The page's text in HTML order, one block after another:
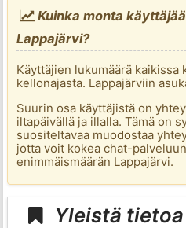
Kuinka monta
Lappajärvi?
Käyttäjien lukumäärä
kellonajasta. Lappajärviin
Suurin osa käyttäjistä on
iltapäivällä ja illalla. Tämä on
suositeltavaa muodostaa
jotta voit kokea chat-
enimmäismäärän Lappajärvi.
Yleistä